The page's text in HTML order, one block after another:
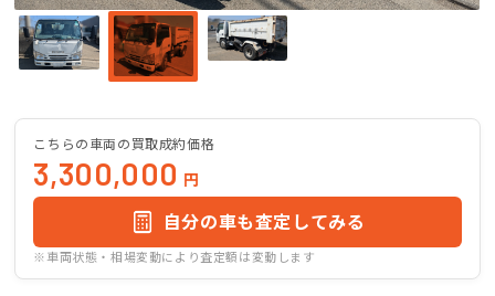
こちらの車両の買取成約価格
3,300,000 円
自分の車も査定してみる
※車両状態・相場変動により査定額は変動します